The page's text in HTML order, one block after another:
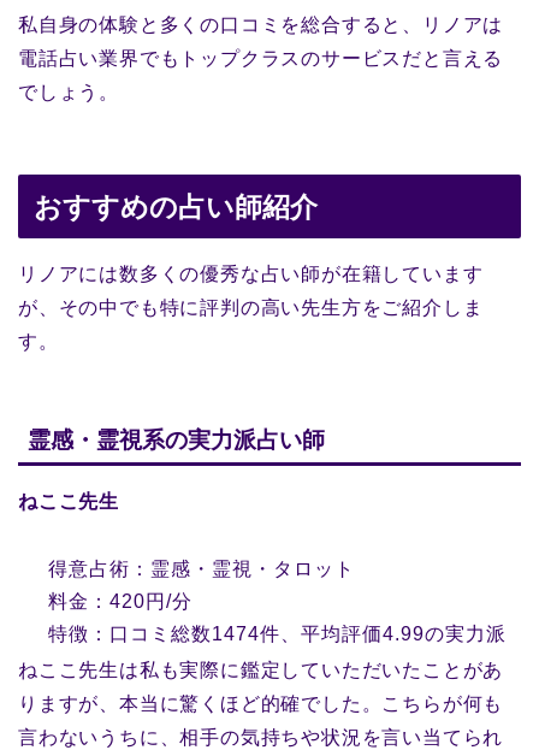
私自身の体験と多くの口コミを総合すると、リノアは
電話占い業界でもトップクラスのサービスだと言える
でしょう。
おすすめの占い師紹介
リノアには数多くの優秀な占い師が在籍しています
が、その中でも特に評判の高い先生方をご紹介しま
す。
霊感・霊視系の実力派占い師
ねここ先生
得意占術：霊感・霊視・タロット
料金：420円/分
特徴：口コミ総数1474件、平均評価4.99の実力派
ねここ先生は私も実際に鑑定していただいたことがあ
りますが、本当に驚くほど的確でした。こちらが何も
言わないうちに、相手の気持ちや状況を言い当てられ